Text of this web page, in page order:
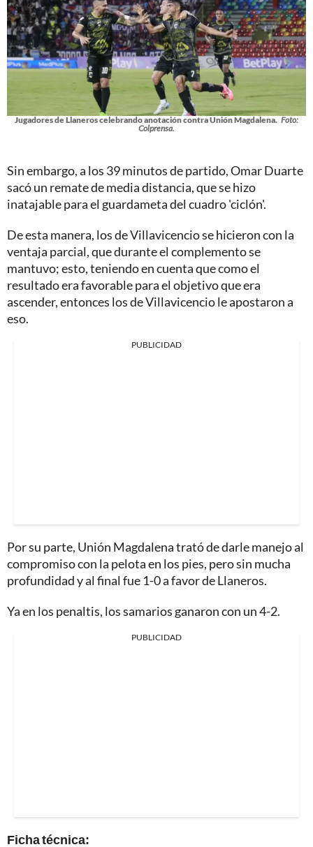
Jugadores de Llaneros celebrando anotación contra Unión Magdalena. Foto:
Colprensa.
Sin embargo, a los 39 minutos de partido, Omar Duarte
sacó un remate de media distancia, que se hizo
inatajable para el guardameta del cuadro 'ciclón'.
De esta manera, los de Villavicencio se hicieron con la
ventaja parcial, que durante el complemento se
mantuvo; esto, teniendo en cuenta que como el
resultado era favorable para el objetivo que era
ascender, entonces los de Villavicencio le apostaron a
eso.
PUBLICIDAD
Por su parte, Unión Magdalena trató de darle manejo al
compromiso con la pelota en los pies, pero sin mucha
profundidad y al final fue 1-0 a favor de Llaneros.
Ya en los penaltis, los samarios ganaron con un 4-2.
PUBLICIDAD
Ficha técnica: